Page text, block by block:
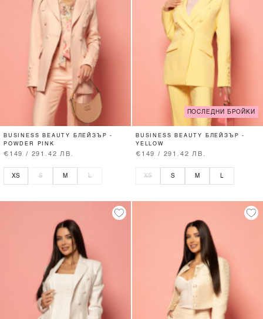
BUSINESS BEAUTY БЛЕЙЗЪР -
POWDER PINK
€149 / 291.42 ЛВ.
XS S M L
ПОСЛЕДНИ БРОЙКИ
BUSINESS BEAUTY БЛЕЙЗЪР -
YELLOW
€149 / 291.42 ЛВ.
XS S M L